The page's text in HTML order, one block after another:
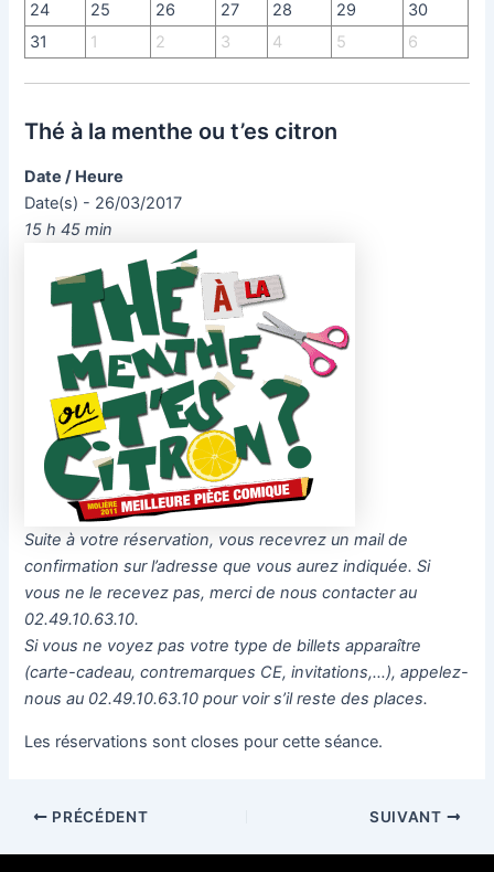
24
25 26 27 28 29
30
31
1 2 3 4 5 6
Thé à la menthe ou t’es citron
Date / Heure
Date(s) - 26/03/2017
15 h 45 min
Suite à votre réservation, vous recevrez un mail de
confirmation sur l’adresse que vous aurez indiquée. Si
vous ne le recevez pas, merci de nous contacter au
02.49.10.63.10.
Si vous ne voyez pas votre type de billets apparaître
(carte-cadeau, contremarques CE, invitations,…), appelez-
nous au 02.49.10.63.10 pour voir s’il reste des places.
Les réservations sont closes pour cette séance.
PRÉCÉDENT SUIVANT